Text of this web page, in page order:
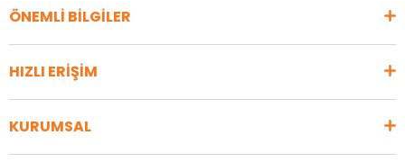
ÖNEMLİ BİLGİLER
HIZLI ERİŞİM
KURUMSAL